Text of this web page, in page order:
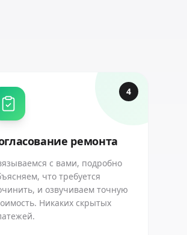
4
ремонта
с вами, подробно
что требуется
и озвучиваем точную
Никаких скрытых